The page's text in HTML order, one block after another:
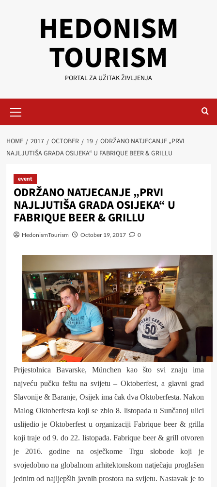
HEDONISM
TOURISM
PORTAL ZA UŽITAK ŽIVLJENJA
Menu
HOME 2017 OCTOBER 19
ODRŽANO NATJECANJE „PRVI
NAJLJUTIŠA GRADA OSIJEKA“ U FABRIQUE BEER & GRILLU
event
ODRŽANO NATJECANJE „PRVI
NAJLJUTIŠA GRADA OSIJEKA“ U
FABRIQUE BEER & GRILLU
HedonismTourism October 19, 2017 0
Prijestolnica Bavarske, München kao što svi znaju ima
najveću pučku feštu na svijetu – Oktoberfest, a glavni grad
Slavonije & Baranje, Osijek ima čak dva Oktoberfesta. Nakon
Malog Oktoberfesta koji se zbio 8. listopada u Sunčanoj ulici
uslijedio je Oktoberfest u organizaciji Fabrique beer & grilla
koji traje od 9. do 22. listopada.Fabrique beer & grill otvoren
je 2016. godine na osječkome Trgu slobode koji je
svojedobno na globalnom arhitektonskom natječaju proglašen
jednim od najljepših javnih prostora na svijetu. Nastavak je to